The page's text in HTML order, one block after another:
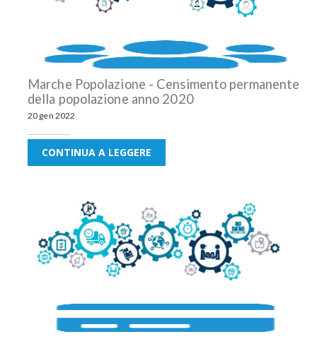
Marche Popolazione - Censimento permanente
della popolazione anno 2020
20 gen 2022
CONTINUA A LEGGERE